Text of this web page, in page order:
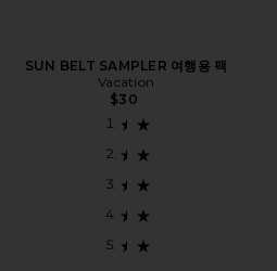
SUN BELT SAMPLER 여행용 팩
Vacation
$30